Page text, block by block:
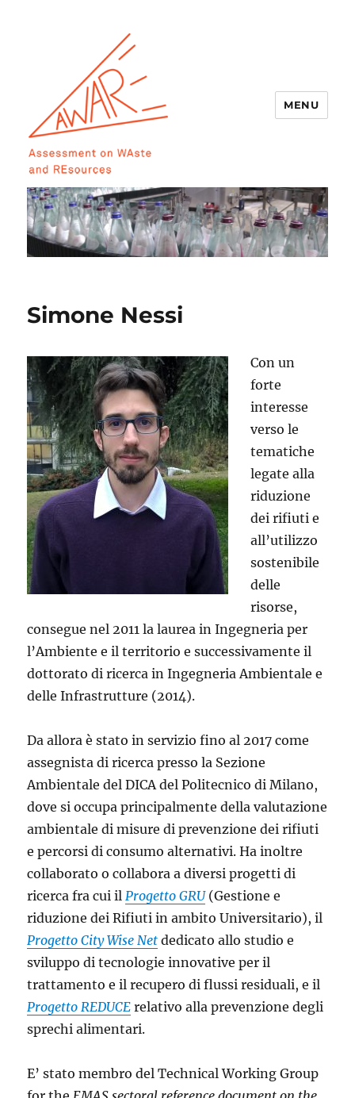
AWARE
MENU
Simone Nessi
Con un
forte
interesse
verso le
tematiche
legate alla
riduzione
dei rifiuti e
all’utilizzo
sostenibile
delle
risorse,
consegue nel 2011 la laurea in Ingegneria per
l’Ambiente e il territorio e successivamente il
dottorato di ricerca in Ingegneria Ambientale e
delle Infrastrutture (2014).
Da allora è stato in servizio fino al 2017 come
assegnista di ricerca presso la Sezione
Ambientale del DICA del Politecnico di Milano,
dove si occupa principalmente della valutazione
ambientale di misure di prevenzione dei rifiuti
e percorsi di consumo alternativi. Ha inoltre
collaborato o collabora a diversi progetti di
ricerca fra cui ilProgetto GRU(Gestione e
riduzione dei Rifiuti in ambito Universitario), il
Progetto City Wise Net dedicato allo studio e
sviluppo di tecnologie innovative per il
trattamento e il recupero di flussi residuali, e il
Progetto REDUCE relativo alla prevenzione degli
sprechi alimentari.
E’ stato membro del Technical Working Group